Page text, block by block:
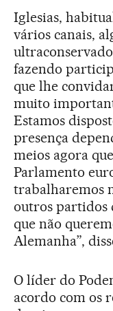
Iglesias,
vários canais,
fazendo
que lhe
muito
Estamos
presença
meios agora
Parlamento
trabalharemos
outros partidos
que não
Alemanha”,
O líder do
acordo com os